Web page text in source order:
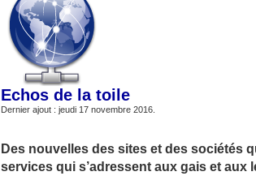
Echos de la toile
Dernier ajout : jeudi 17 novembre 2016.
Des nouvelles des sites et des sociétés
services qui s’adressent aux gais et aux